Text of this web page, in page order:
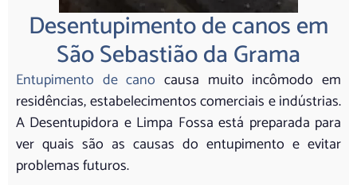
Desentupimento de canos em
São Sebastião da Grama
Entupimento de cano causa muito incômodo em
residências, estabelecimentos comerciais e indústrias.
A Desentupidora e Limpa Fossa está preparada para
ver quais são as causas do entupimento e evitar
problemas futuros.